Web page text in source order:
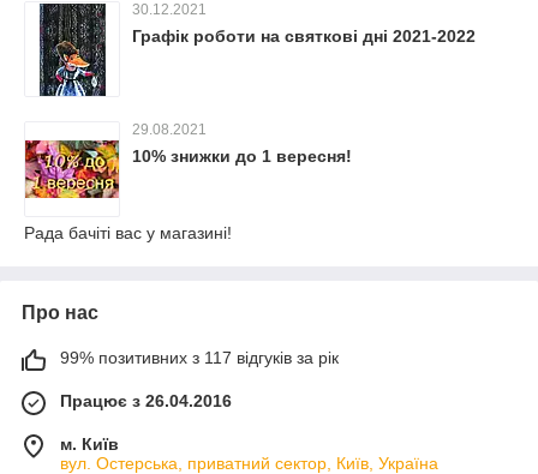
30.12.2021
Графік роботи на святкові дні 2021-2022
29.08.2021
10% знижки до 1 вересня!
Рада бачіті вас у магазині!
Про нас
99% позитивних з 117 відгуків за рік
Працює з 26.04.2016
м. Київ
вул. Остерська, приватний сектор, Київ, Україна